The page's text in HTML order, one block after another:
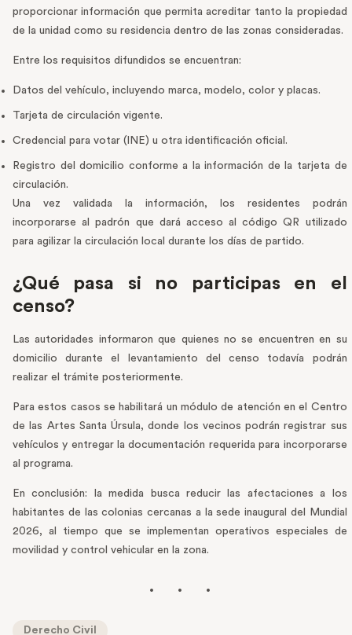
proporcionar información que permita acreditar tanto la propiedad
de la unidad como su residencia dentro de las zonas consideradas.
Entre los requisitos difundidos se encuentran:
Datos del vehículo, incluyendo marca, modelo, color y placas.
Tarjeta de circulación vigente.
Credencial para votar (INE) u otra identificación oficial.
Registro del domicilio conforme a la información de la tarjeta de
circulación.
Una vez validada la información, los residentes podrán
incorporarse al padrón que dará acceso al código QR utilizado
para agilizar la circulación local durante los días de partido.
¿Qué pasa si no participas en el
censo?
Las autoridades informaron que quienes no se encuentren en su
domicilio durante el levantamiento del censo todavía podrán
realizar el trámite posteriormente.
Para estos casos se habilitará un módulo de atención en el Centro
de las Artes Santa Úrsula, donde los vecinos podrán registrar sus
vehículos y entregar la documentación requerida para incorporarse
al programa.
En conclusión: la medida busca reducir las afectaciones a los
habitantes de las colonias cercanas a la sede inaugural del Mundial
2026, al tiempo que se implementan operativos especiales de
movilidad y control vehicular en la zona.
Derecho Civil